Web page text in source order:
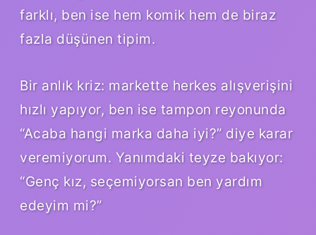
farklı, ben ise hem komik hem de biraz
fazla düşünen tipim.
Bir anlık kriz: markette herkes alışverişini
hızlı yapıyor, ben ise tampon reyonunda
“Acaba hangi marka daha iyi?” diye karar
veremiyorum. Yanımdaki teyze bakıyor:
“Genç kız, seçemiyorsan ben yardım
edeyim mi?”